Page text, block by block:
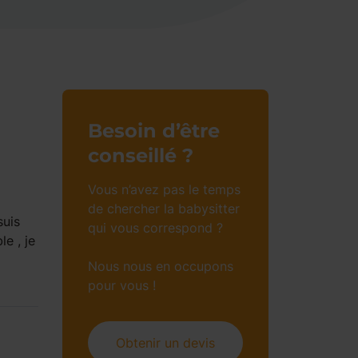
, je
Besoin d’être
conseillé ?
Vous n’avez pas le temps
de chercher la babysitter
qui vous correspond ?
Nous nous en occupons
pour vous !
Obtenir un devis